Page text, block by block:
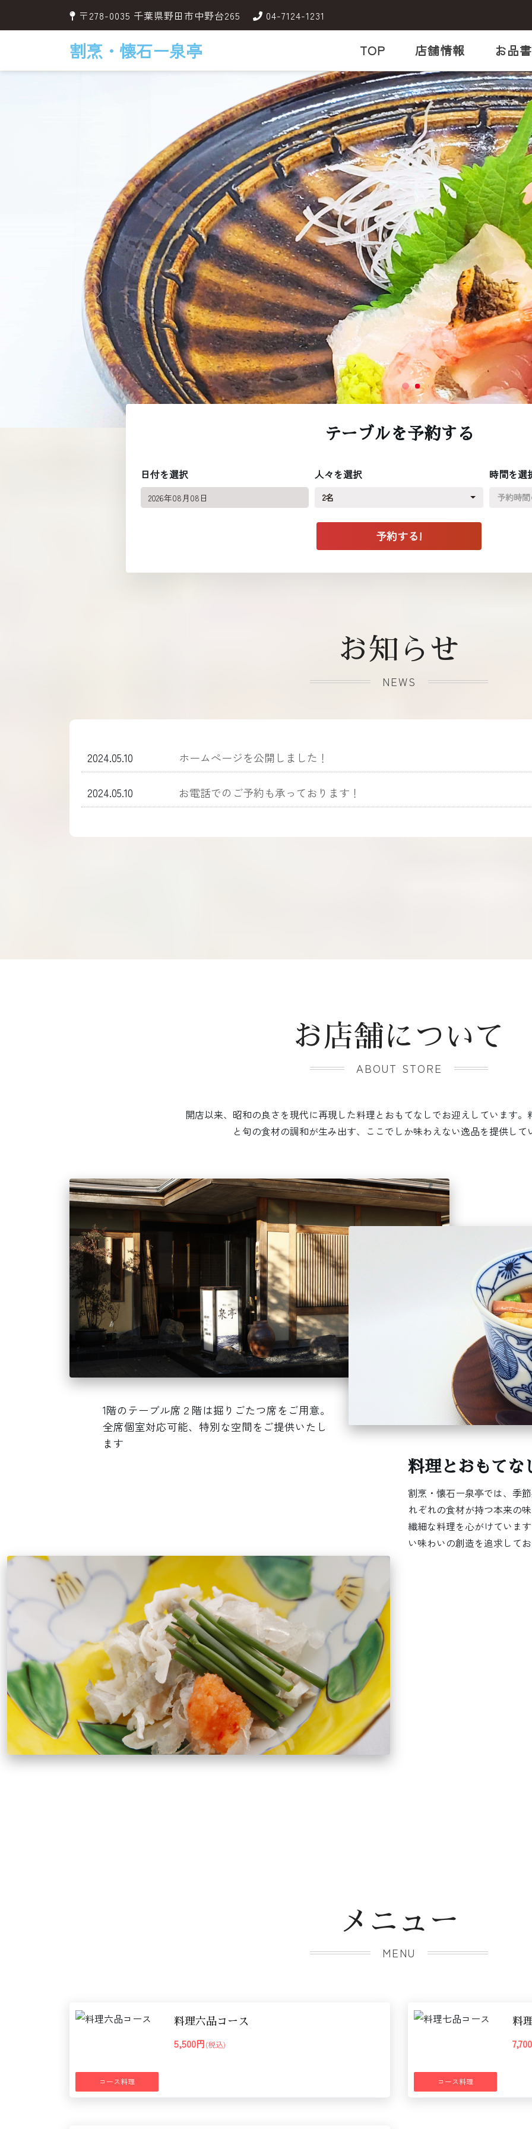
〒278-0035 千葉県野田市中野台265 04-7124-1231
割烹・懐石ー泉亭 TOP 店舗情報 お品
テーブルを予約する
日付を選択 人々を選択
2名
時間を選
予約時
お知らせ
NEWS
2024.05.10 ホームぺージを公開しました！
2024.05.10 お電話でのご予約も承っております！
お店舗について
ABOUT STORE
開店以来、昭和の良さを現代に再現した料理とおもてなしでお迎えしています。
と旬の食材の調和が生み出す、ここでしか味わえない逸品を提供して
1階のテーブル席２階は掘りごたつ席をご用意。
全席個室対応可能、特別な空間をご提供いたし
ます
料理とおもてな
割烹・懐石ー泉亭では、季
れぞれの食材が持つ本来の
繊細な料理を心がけていま
い味わいの創造を追求して
メニュー
MENU
コース料理
料理六品コース
5,500円(税込)
コース料理
料